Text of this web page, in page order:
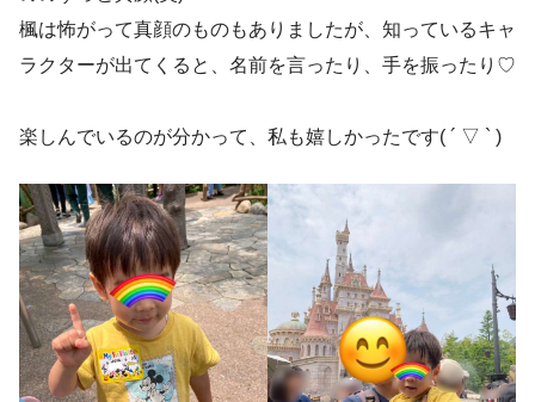
楓は怖がって真顔のものもありましたが、知っているキャ
ラクターが出てくると、名前を言ったり、手を振ったり♡
楽しんでいるのが分かって、私も嬉しかったです( ´ ▽ ` )